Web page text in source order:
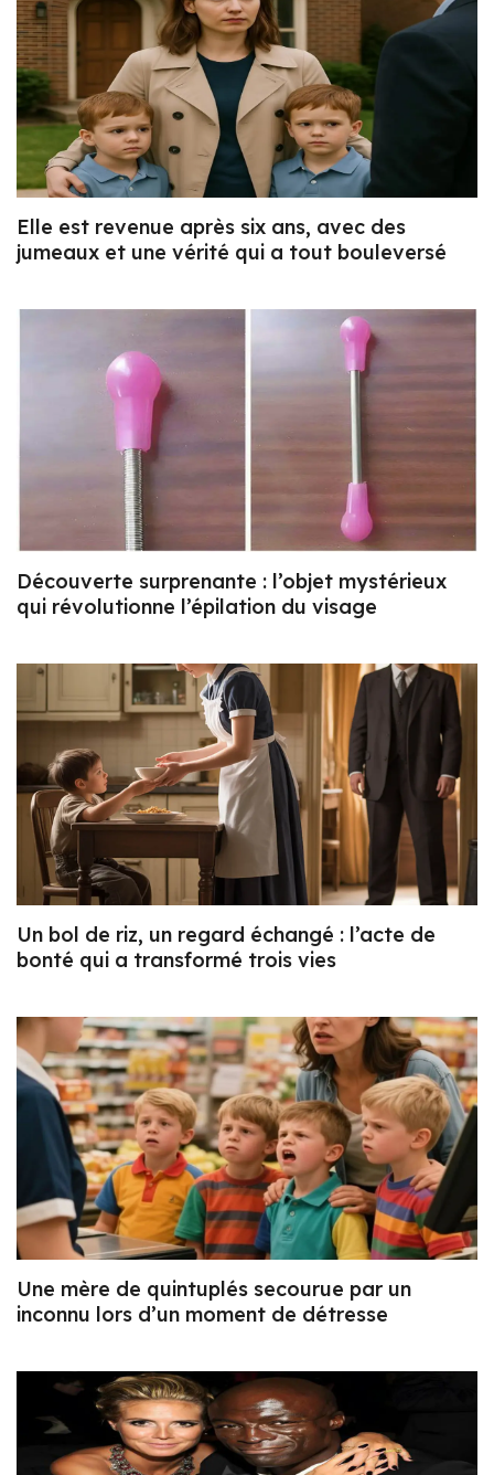
Elle est revenue après six ans, avec des
jumeaux et une vérité qui a tout bouleversé
Découverte surprenante : l’objet mystérieux
qui révolutionne l’épilation du visage
Un bol de riz, un regard échangé : l’acte de
bonté qui a transformé trois vies
Une mère de quintuplés secourue par un
inconnu lors d’un moment de détresse